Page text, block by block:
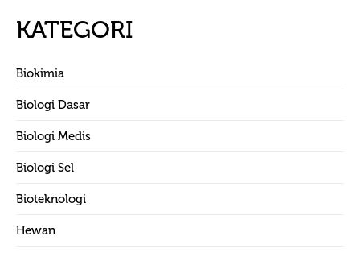
KATEGORI
Biokimia
Biologi Dasar
Biologi Medis
Biologi Sel
Bioteknologi
Hewan